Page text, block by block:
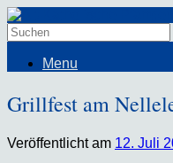
Menu
Grillfest am
Veröffentlicht am 12. Juli